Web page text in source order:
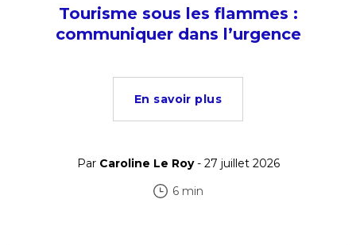
Tourisme sous les flammes :
communiquer dans l’urgence
En savoir plus
Par Caroline Le Roy- 27 juillet 2026
6 min